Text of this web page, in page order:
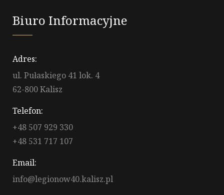
Biuro Informacyjne
Adres:
ul. Pułaskiego 41 lok. 4
62-800 Kalisz
Telefon:
+48 507 929 330
+48 531 717 107
Email:
info@legionow40.kalisz.pl